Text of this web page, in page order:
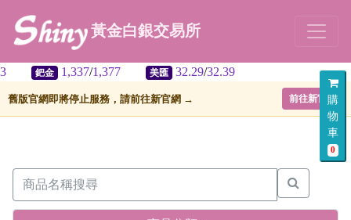
購
物
車
0
黃金白銀交易所
1,337 / 1,377 美匯 32.29 / 32.39
舊版官網即將停止服務，請前往新官網 → 前往新官網